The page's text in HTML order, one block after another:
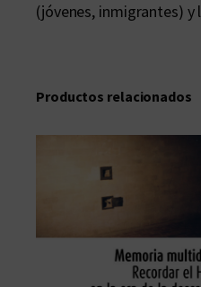
(jóvenes, inmigrantes)
Productos relacionados